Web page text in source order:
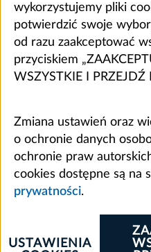
wykorzystujemy pliki
potwierdzić swoje
od razu zaakceptować
przyciskiem
WSZYSTKIE I PRZEJDŹ
Zmiana ustawień oraz
o ochronie danych
ochronie praw
cookies dostępne są na
prywatności.
USTAWIENIA